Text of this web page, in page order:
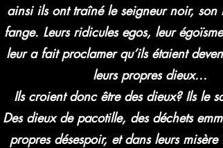
ainsi ils ont traîné le seigneur noir, son
fange. Leurs ridicules egos, leur
leur a fait proclamer qu’ils étaient
leurs propres dieux...
Ils croient donc être des dieux? Ils le
Des dieux de pacotille, des déchets
propres désespoir, et dans leurs misère